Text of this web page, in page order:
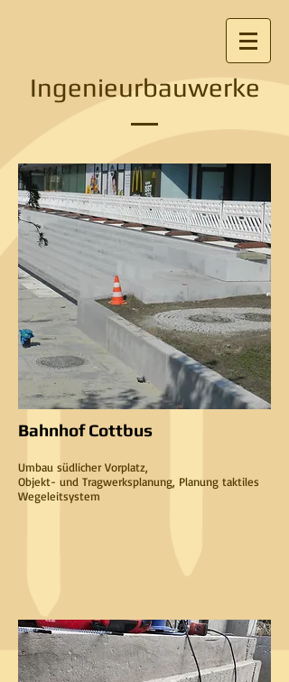
Ingenieurbauwerke
Bahnhof Cottbus
Umbau südlicher Vorplatz,
Objekt- und Tragwerksplanung, Planung taktiles
Wegeleitsystem